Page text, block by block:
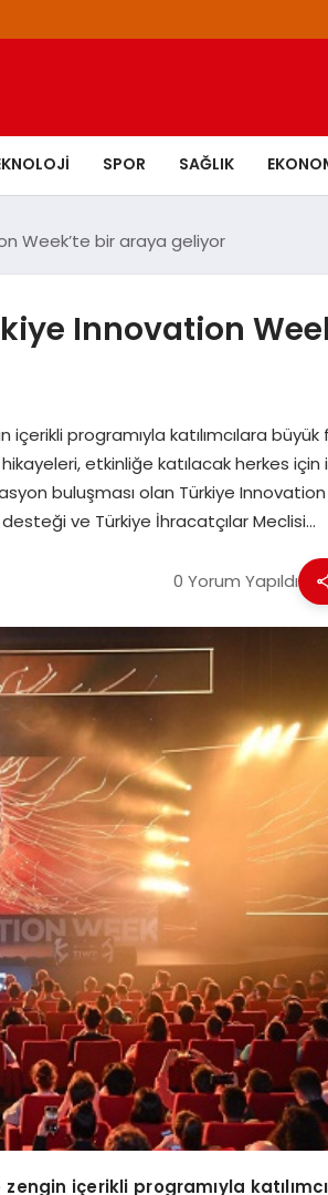
SPOR SAĞLIK
Week’te bir araya geliyor
Innovation
programıyla katılımcılara büyük
etkinliğe katılacak herkes için
buluşması olan Türkiye
desteği ve Türkiye İhracatçılar Meclisi…
0 Yorum Yapıldı
içerikli programıyla